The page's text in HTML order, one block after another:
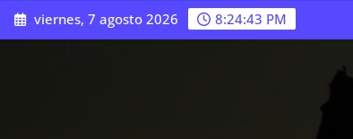
Saltar
al
viernes, 7 agosto 2026 8:24:44 PM